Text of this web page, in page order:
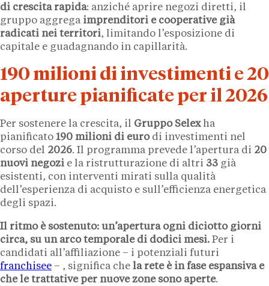
di crescita rapida: anziché aprire negozi diretti, il
gruppo aggrega imprenditori e cooperative già
radicati nei territori, limitando l’esposizione di
capitale e guadagnando in capillarità.
190 milioni di investimenti e 20
aperture pianificate per il 2026
Per sostenere la crescita, il Gruppo Selexha
pianificato 190 milioni di eurodi investimenti nel
corso del 2026. Il programma prevede l’apertura di 20
nuovi negozi e la ristrutturazione di altri 33 già
esistenti, con interventi mirati sulla qualità
dell’esperienza di acquisto e sull’efficienza energetica
degli spazi.
Il ritmo è sostenuto: un’apertura ogni diciotto giorni
circa, su un arco temporale di dodici mesi. Per i
candidati all’affiliazione – i potenziali futuri
franchisee – , significa che la rete è in fase espansiva e
che le trattative per nuove zone sono aperte.